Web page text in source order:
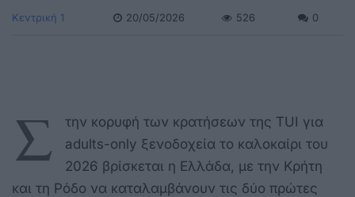
Κεντρική 1 20/05/2026 526 0
Σ
την κορυφή των κρατήσεων της TUI για
adults-only ξενοδοχεία το καλοκαίρι του
2026 βρίσκεται η Ελλάδα, με την Κρήτη
και τη Ρόδο να καταλαμβάνουν τις δύο πρώτες